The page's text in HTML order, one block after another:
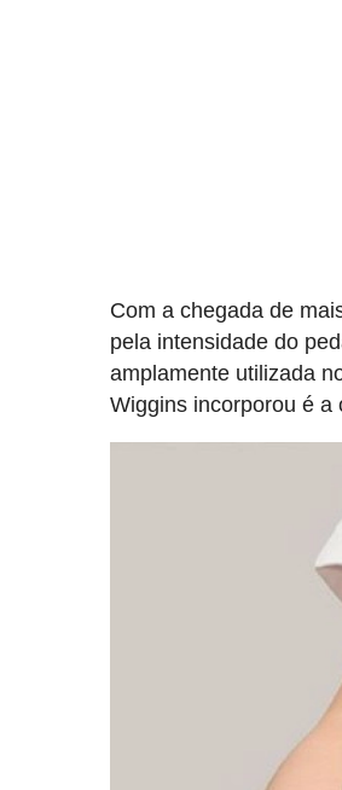
Com a chegada de
pela intensidade do
amplamente utilizada
Wiggins incorporou é a